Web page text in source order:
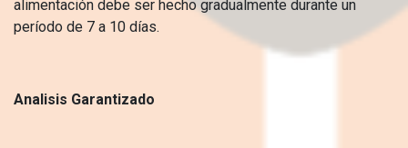
alimentación debe ser hecho gradualmente durante un
período de 7 a 10 días.
Analisis Garantizado